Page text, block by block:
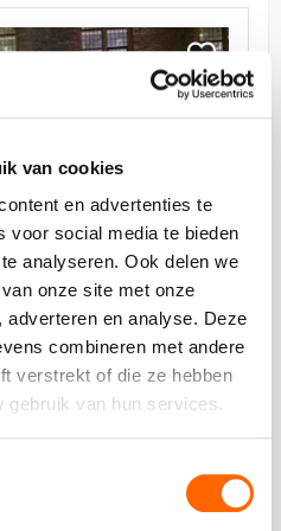
van cookies
en advertenties te
voor social media te bieden
analyseren. Ook delen we
onze site met onze
en analyse. Deze
combineren met andere
verstrekt of die ze hebben
gebruik van hun services.
Bekijk
vanaf €0,00 p.p. excl BTW